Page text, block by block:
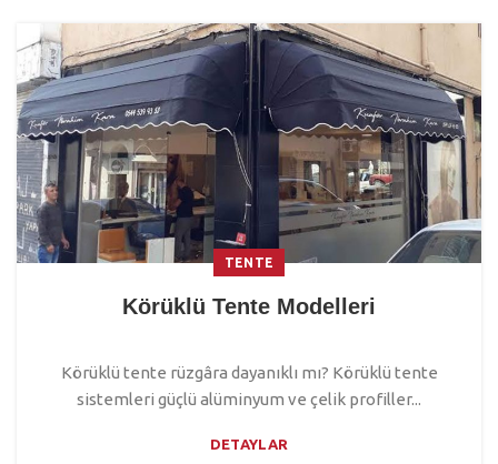
TENTE
Körüklü Tente Modelleri
Körüklü tente rüzgâra dayanıklı mı? Körüklü tente
sistemleri güçlü alüminyum ve çelik profiller...
DETAYLAR